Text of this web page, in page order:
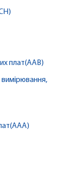
плат(AAB)
вимірювання,